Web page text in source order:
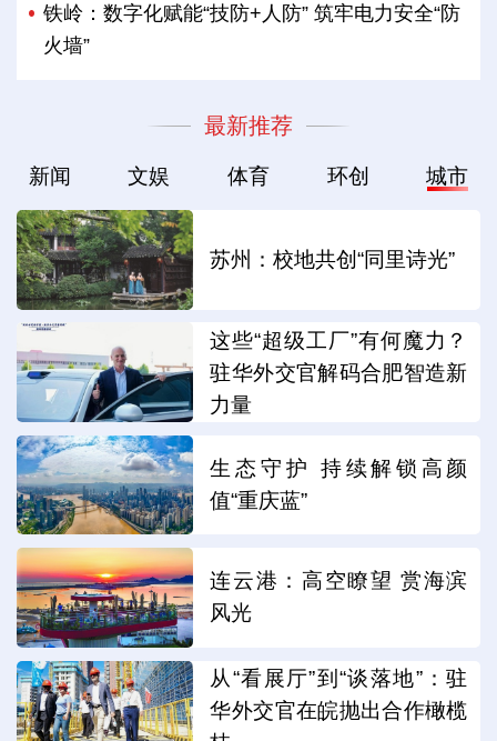
铁岭：数字化赋能“技防+人防” 筑牢电力安全“防
火墙”
最新推荐
新闻 文娱 体育 环创 城市
苏州：校地共创“同里诗光”
这些“超级工厂”有何魔力？
驻华外交官解码合肥智造新
力量
生态守护 持续解锁高颜
值“重庆蓝”
连云港：高空瞭望 赏海滨
风光
从“看展厅”到“谈落地”：驻
华外交官在皖抛出合作橄榄